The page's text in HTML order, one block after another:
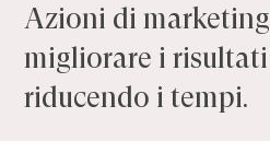
Azioni di marketing
migliorare i risultati
riducendo i tempi.